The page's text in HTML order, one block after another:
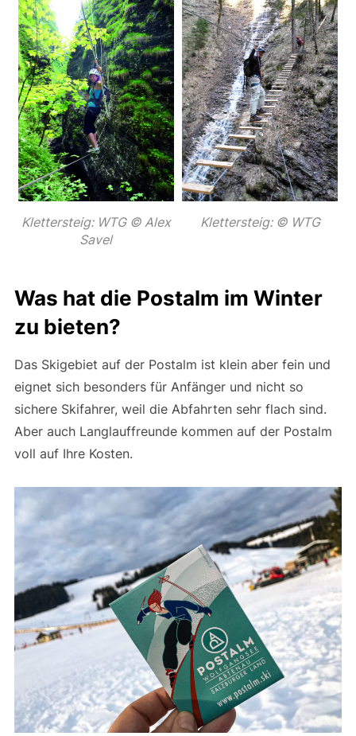
Klettersteig: WTG © Alex
Savel
Klettersteig: © WTG
Was hat die Postalm im Winter
zu bieten?
Das Skigebiet auf der Postalm ist klein aber fein und
eignet sich besonders für Anfänger und nicht so
sichere Skifahrer, weil die Abfahrten sehr flach sind.
Aber auch Langlauffreunde kommen auf der Postalm
voll auf Ihre Kosten.